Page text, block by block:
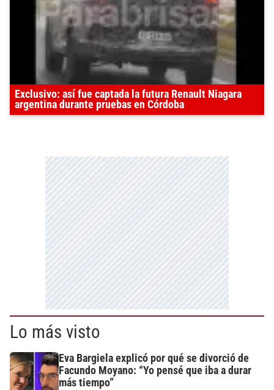
Exclusivo: así fue captada la futura Renault Niagara
argentina durante pruebas en Córdoba
Lo más visto
Eva Bargiela explicó por qué se divorció de
Facundo Moyano: “Yo pensé que iba a durar
más tiempo”